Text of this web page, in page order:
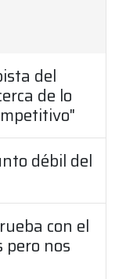
del
de lo
débil del
con el
pero nos